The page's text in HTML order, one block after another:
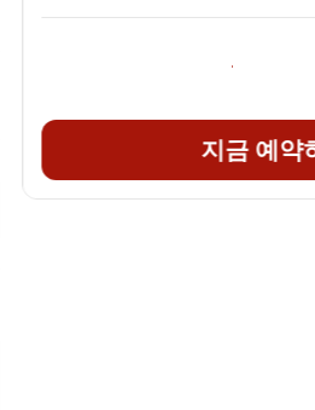
지금 예약